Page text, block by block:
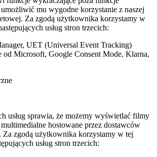
mu wygodne korzystanie z naszej
Za zgodą użytkownika korzystamy w
usług stron trzecich:
UET (Universal Event Tracking)
od Microsoft, Google Consent Mode, Klarna,
usług sprawia, że możemy wyświetlać filmy
hostowane przez dostawców
Za zgodą użytkownika korzystamy w tej
usług stron trzecich: